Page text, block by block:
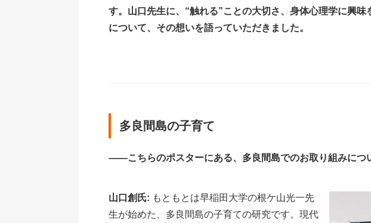
す。山口先生に、“触れる”ことの大切さ、身体心理学に興
について、その想いを語っていただきました。
多良間島の子育て
――こちらのポスターにある、多良間島でのお取り組みにつ
山口創氏: もともとは早稲田大学の根ケ山光一先
生が始めた、多良間島の子育ての研究です。現代